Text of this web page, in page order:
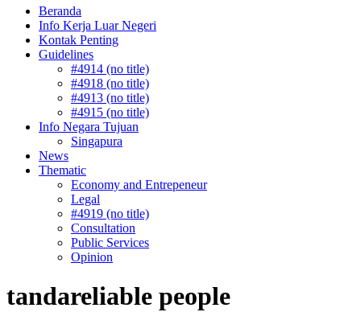
Beranda
Info Kerja Luar Negeri
Kontak Penting
Guidelines
#4914 (no title)
#4918 (no title)
#4913 (no title)
#4915 (no title)
Info Negara Tujuan
Singapura
News
Thematic
Economy and Entrepeneur
Legal
#4919 (no title)
Consultation
Public Services
Opinion
tandareliable people